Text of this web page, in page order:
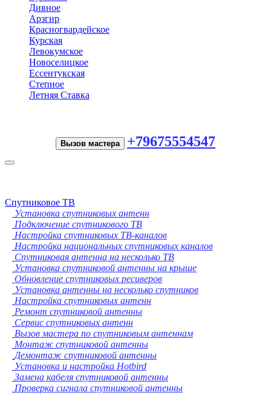
Дивное
Арзгир
Красногвардейское
Курская
Левокумское
Новоселицкое
Ессентукская
Степное
Летняя Ставка
Вызов мастера +79675554547
Toggle
Спутниковое ТВ
Установка спутниковых антенн
Подключение спутникового ТВ
Настройка спутниковых ТВ-каналов
Настройка национальных спутниковых каналов
Спутниковая антенна на несколько ТВ
Установка спутниковой антенны на крыше
Обновление спутниковых ресиверов
Установка антенны на несколько спутников
Настройка спутниковых антенн
Ремонт спутниковой антенны
Сервис спутниковых антенн
Вызов мастера по спутниковым антеннам
Монтаж спутниковой антенны
Демонтаж спутниковой антенны
Установка и настройка Hotbird
Замена кабеля спутниковой антенны
Проверка сигнала спутниковой антенны